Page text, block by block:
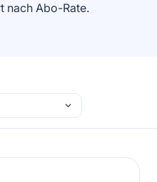
nach Abo-Rate.